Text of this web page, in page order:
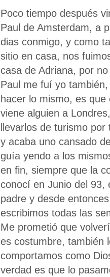
Poco tiempo después
Paul de Amsterdam, a
dias conmigo, y como
sitio en casa, nos
casa de Adriana, por
Paul me fuí yo
hacer lo mismo, es que
viene alguien a
llevarlos de turismo
y acaba uno cansado
guía yendo a los
en fin, siempre que la
conocí en Junio del 93,
padre y desde
escribimos todas las
Me prometió que
es costumbre, también
comportamos como
verdad es que lo